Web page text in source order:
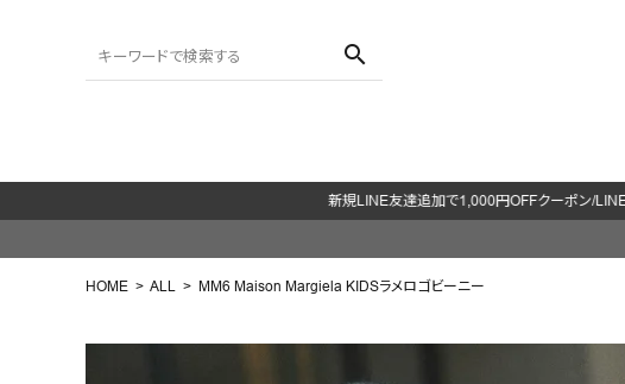
search
HOME ALL MM6 Maison Margiela KIDSラメロゴビーニー